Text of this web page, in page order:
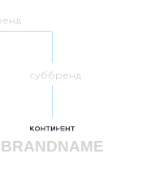
BRANDNAME
суббренд